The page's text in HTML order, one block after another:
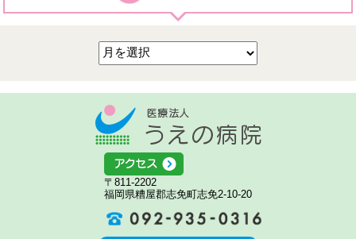
〒811-2202
福岡県糟屋郡志免町志免2-10-20